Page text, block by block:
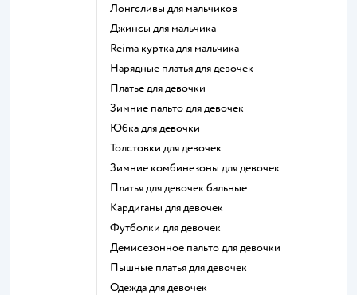
Лонгсливы для мальчиков
Джинсы для мальчика
Reima куртка для мальчика
Нарядные платья для девочек
Платье для девочки
Зимние пальто для девочек
Юбка для девочки
Толстовки для девочек
Зимние комбинезоны для девочек
Платья для девочек бальные
Кардиганы для девочек
Футболки для девочек
Демисезонное пальто для девочки
Пышные платья для девочек
Одежда для девочек